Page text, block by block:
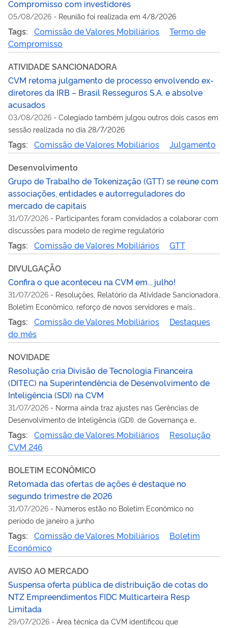
Compromisso com investidores
05/08/2026 - Reunião foi realizada em 4/8/2026
Tags: Comissão de Valores Mobiliários
Termo de
Compromisso
ATIVIDADE SANCIONADORA
CVM retoma julgamento de processo envolvendo ex-
diretores da IRB – Brasil Resseguros S.A. e absolve
acusados
03/08/2026 - Colegiado também julgou outros dois casos em
sessão realizada no dia 28/7/2026
Tags: Comissão de Valores Mobiliários Julgamento
Desenvolvimento
Grupo de Trabalho de Tokenização (GTT) se reúne com
associações, entidades e autorreguladores do
mercado de capitais
31/07/2026 - Participantes foram convidados a colaborar com
discussões para modelo de regime regulatório
Tags: Comissão de Valores Mobiliários GTT
DIVULGAÇÃO
Confira o que aconteceu na CVM em... julho!
31/07/2026 - Resoluções, Relatório da Atividade Sancionadora,
Boletim Econômico, reforço de novos servidores e mais
assuntos em pauta no mês
Tags: Comissão de Valores Mobiliários
Destaques
do mês
NOVIDADE
Resolução cria Divisão de Tecnologia Financeira
(DITEC) na Superintendência de Desenvolvimento de
Inteligência (SDI) na CVM
31/07/2026 - Norma ainda traz ajustes nas Gerências de
Desenvolvimento de Inteligência (GDI), de Governança e
Proteção de Dados (GDPO), de Licitações (GELIC) e de
Supervisão de Intermediários (GSUI-2) e na Divisão de
Estatísticas e Monitoramento de Mercado (DEMON)
Tags: Comissão de Valores Mobiliários
Resolução
CVM 246
BOLETIM ECONÔMICO
Retomada das ofertas de ações é destaque no
segundo trimestre de 2026
31/07/2026 - Números estão no Boletim Econômico no
período de janeiro a junho
Tags: Comissão de Valores Mobiliários
Boletim
Econômico
AVISO AO MERCADO
Suspensa oferta pública de distribuição de cotas do
NTZ Empreendimentos FIDC Multicarteira Resp
Limitada
29/07/2026 - Área técnica da CVM identificou que